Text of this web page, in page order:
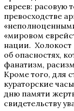
евреев: расовую
превосходстве
«мировом
нации. Холокост
об опасностях,
фанатизм,
Кроме того, для
кураторские
дню памяти
свидетельству